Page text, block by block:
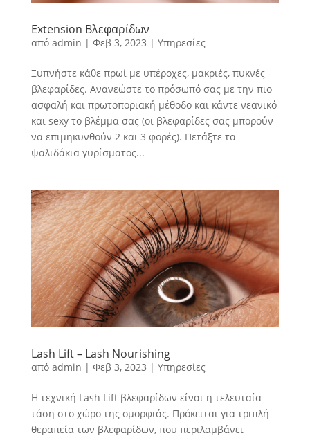
Extension Βλεφαρίδων
από admin | Φεβ 3, 2023 | Υπηρεσίες
Ξυπνήστε κάθε πρωί με υπέροχες, μακριές, πυκνές
βλεφαρίδες. Ανανεώστε το πρόσωπό σας με την πιο
ασφαλή και πρωτοποριακή μέθοδο και κάντε νεανικό
και sexy το βλέμμα σας (οι βλεφαρίδες σας μπορούν
να επιμηκυνθούν 2 και 3 φορές). Πετάξτε τα
ψαλιδάκια γυρίσματος...
Lash Lift – Lash Nourishing
από admin | Φεβ 3, 2023 | Υπηρεσίες
Η τεχνική Lash Lift βλεφαρίδων είναι η τελευταία
τάση στο χώρο της ομορφιάς. Πρόκειται για τριπλή
θεραπεία των βλεφαρίδων, που περιλαμβάνει